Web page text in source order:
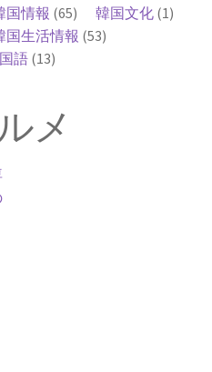
国情報 (65) 韓国文化 (1)
国生活情報 (53)
語 (13)
メ